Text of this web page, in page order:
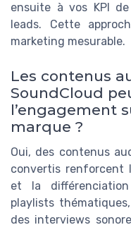
ensuite à vos KPI
leads. Cette
marketing mesurable.
Les contenus
SoundCloud
l’engagement
marque ?
Oui, des contenus
convertis renforcent
et la
playlists
des interviews